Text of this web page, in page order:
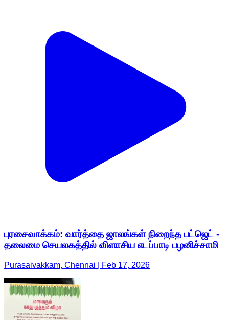
புரசைவாக்கம்: வார்த்தை ஜாலங்கள் நிறைந்த பட்ஜெட் -
தலைமை செயலகத்தில் விளாசிய எடப்பாடி பழனிச்சாமி
Purasaivakkam, Chennai | Feb 17, 2026